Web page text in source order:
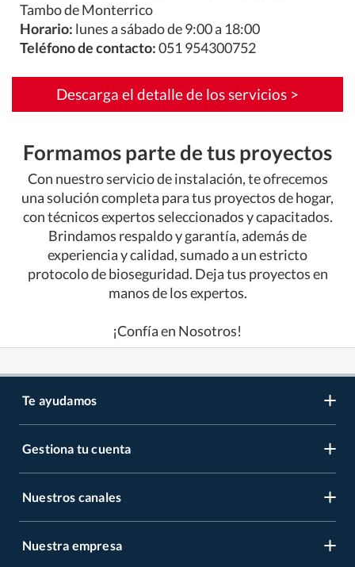
Tambo de Monterrico
Horario: lunes a sábado de 9:00 a 18:00
Teléfono de contacto:051 954300752
Descarga el detalle de los servicios >
Formamos parte de tus proyectos
Con nuestro servicio de instalación, te ofrecemos
una solución completa para tus proyectos de hogar,
con técnicos expertos seleccionados y capacitados.
Brindamos respaldo y garantía, además de
experiencia y calidad, sumado a un estricto
protocolo de bioseguridad. Deja tus proyectos en
manos de los expertos.
¡Confía en Nosotros!
Te ayudamos
LIbro de reclamaciones
Legales
Gestiona tu cuenta
Mi cuenta
Nuestros canales
Tiendas Sodimac y Maestro
Nuestra empresa